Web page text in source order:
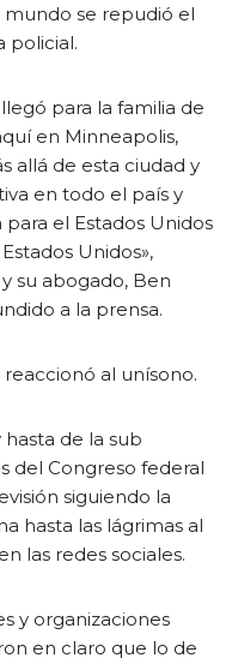
mundo se repudió el
policial.
para la familia de
en Minneapolis,
allá de esta ciudad y
en todo el país y
el Estados Unidos
Unidos»,
su abogado, Ben
a la prensa.
al unísono.
de la sub
del Congreso federal
siguiendo la
hasta las lágrimas al
las redes sociales.
y organizaciones
en claro que lo de